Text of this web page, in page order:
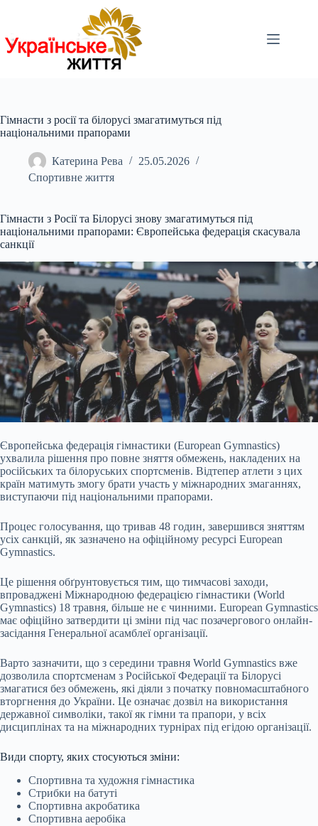
Гімнасти з росії та білорусі змагатимуться під
національними прапорами
Катерина Рева
25.05.2026
Спортивне життя
Гімнасти з Росії та Білорусі знову змагатимуться під
національними прапорами: Європейська федерація скасувала
санкції
Європейська федерація гімнастики (European Gymnastics)
ухвалила рішення про повне зняття обмежень, накладених на
російських та білоруських спортсменів. Відтепер атлети з цих
країн матимуть змогу брати участь у міжнародних змаганнях,
виступаючи під національними прапорами.
Процес голосування, що тривав 48 годин, завершився зняттям
усіх санкцій, як зазначено на офіційному ресурсі European
Gymnastics.
Це рішення обґрунтовується тим, що тимчасові заходи,
впроваджені Міжнародною федерацією гімнастики (World
Gymnastics) 18 травня, більше не є чинними. European Gymnastics
має офіційно затвердити ці зміни під час позачергового онлайн-
засідання Генеральної асамблеї організації.
Варто зазначити, що з середини травня World Gymnastics вже
дозволила спортсменам з Російської Федерації та Білорусі
змагатися без обмежень, які діяли з початку повномасштабного
вторгнення до України. Це означає дозвіл на використання
державної символіки, такої як гімни та прапори, у всіх
дисциплінах та на міжнародних турнірах під егідою організації.
Види спорту, яких стосуються зміни:
Спортивна та художня гімнастика
Стрибки на батуті
Спортивна акробатика
Спортивна аеробіка